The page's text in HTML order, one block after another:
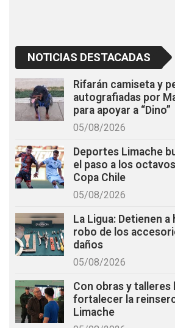
NOTICIAS DESTACADAS
Rifarán camiseta y
autografiadas por
para apoyar a “Dino”
05/08/2026
Deportes Limache
el paso a los
Copa Chile
05/08/2026
La Ligua: Detienen a
robo de los
daños
05/08/2026
Con obras y talleres
fortalecer la
Limache